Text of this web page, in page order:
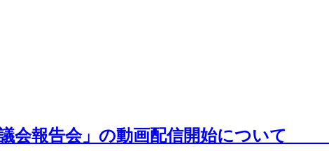
議会報告会」の動画配信開始について